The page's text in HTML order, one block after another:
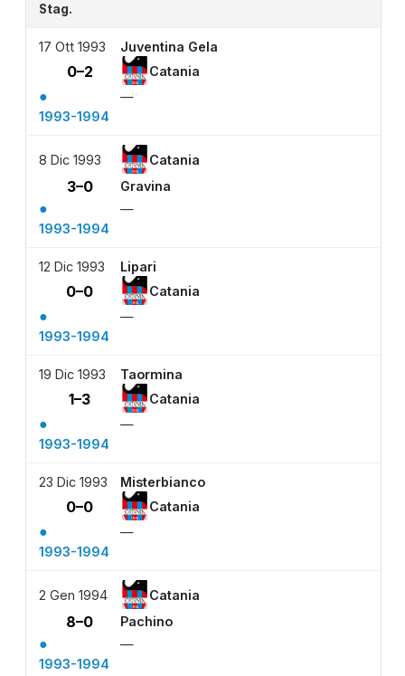
Stag.
17 Ott 1993 Juventina Gela
0–2 Catania
●
—
1993-1994
8 Dic 1993 Catania
3–0 Gravina
●
—
1993-1994
12 Dic 1993 Lipari
0–0 Catania
●
—
1993-1994
19 Dic 1993 Taormina
1–3 Catania
●
—
1993-1994
23 Dic 1993 Misterbianco
0–0 Catania
●
—
1993-1994
2 Gen 1994 Catania
8–0 Pachino
●
—
1993-1994